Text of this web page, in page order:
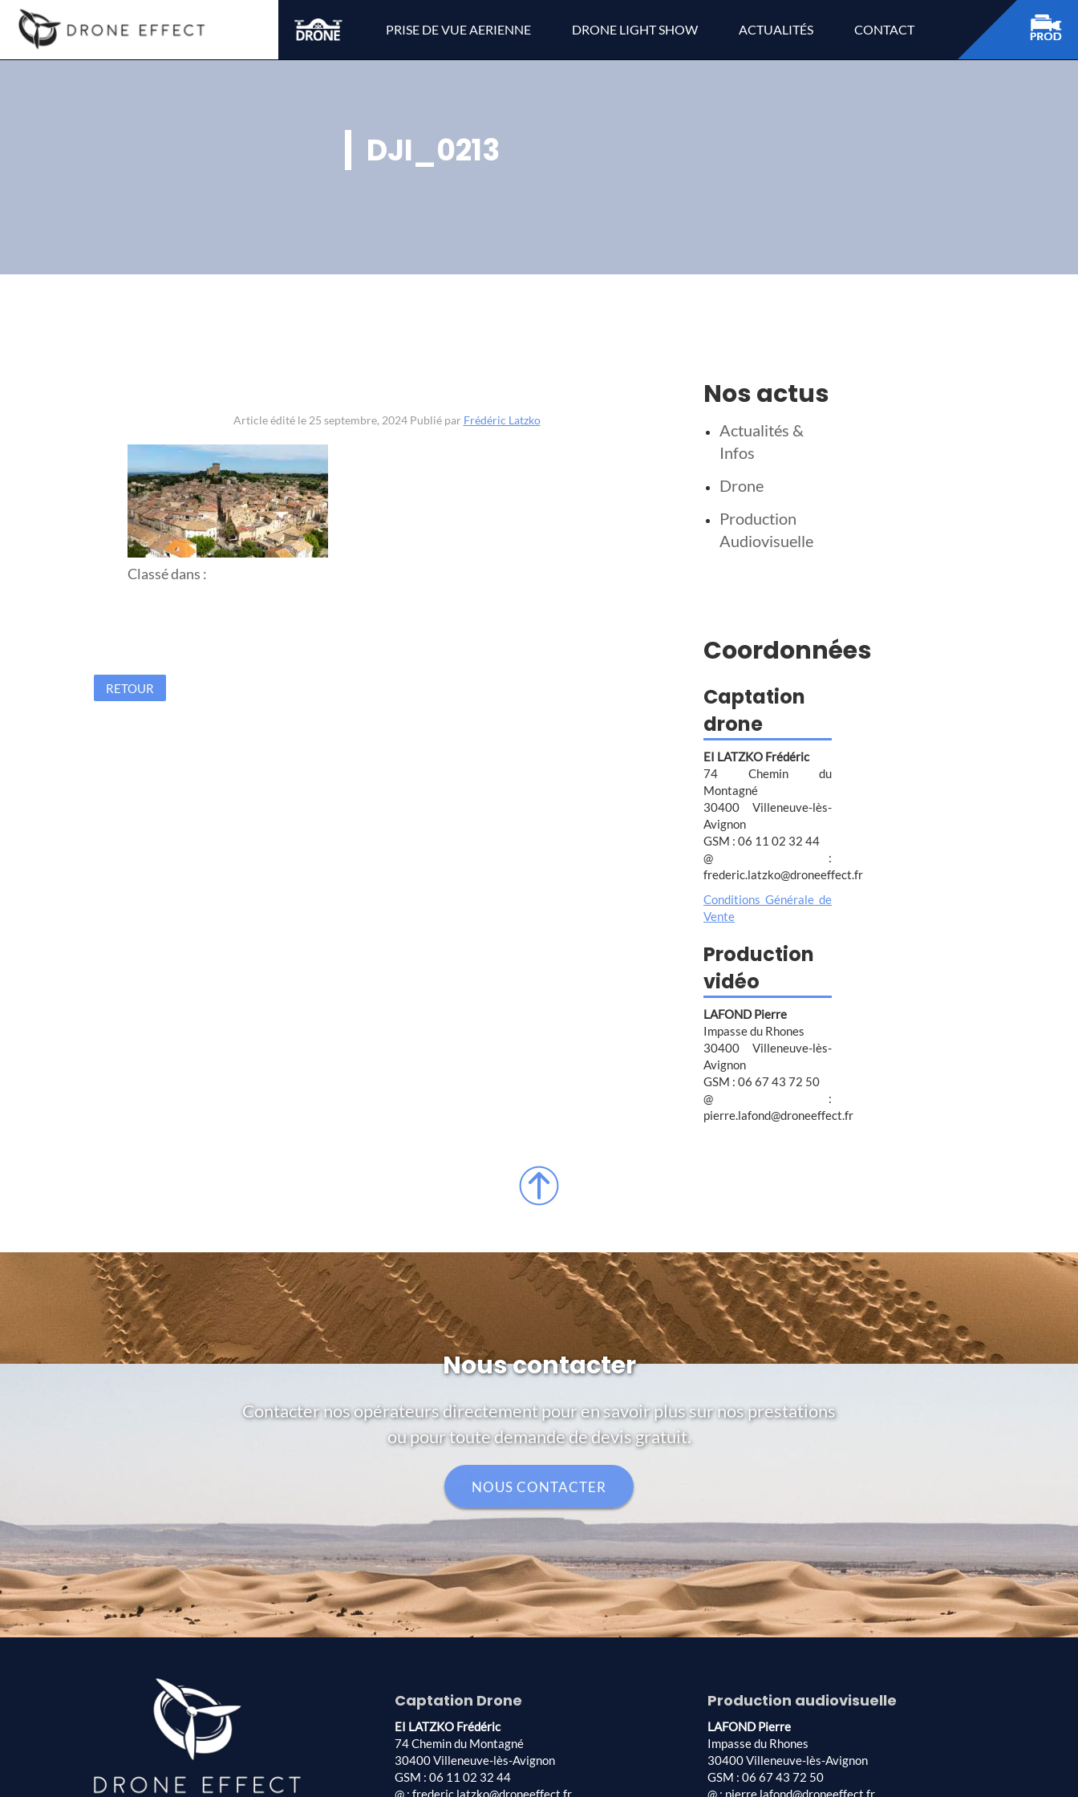
PRISE DE VUE AERIENNE DRONE LIGHT SHOW ACTUALITÉS CONTACT
DJI_0213
Article édité le 25 septembre, 2024 Publié par Frédéric Latzko
Classé dans :
RETOUR
Nos actus
Actualités &
Infos
Drone
Production
Audiovisuelle
Coordonnées
Captation
drone
EI LATZKO Frédéric
74 Chemin du
Montagné
30400 Villeneuve-lès-
Avignon
GSM : 06 11 02 32 44
@ :
frederic.latzko@droneeffect.fr
Conditions Générale de
Vente
Production
vidéo
LAFOND Pierre
Impasse du Rhones
30400 Villeneuve-lès-
Avignon
GSM : 06 67 43 72 50
@ :
pierre.lafond@droneeffect.fr
Nous contacter
Contacter nos opérateurs directement pour en savoir plus sur nos prestations
ou pour toute demande de devis gratuit.
NOUS CONTACTER
Captation Drone
EI LATZKO Frédéric
74 Chemin du Montagné
30400 Villeneuve-lès-Avignon
GSM : 06 11 02 32 44
@ : frederic.latzko@droneeffect.fr
Production audiovisuelle
LAFOND Pierre
Impasse du Rhones
30400 Villeneuve-lès-Avignon
GSM : 06 67 43 72 50
@ : pierre.lafond@droneeffect.fr